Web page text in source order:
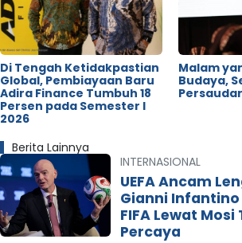
Di Tengah Ketidakpastian
Global, Pembiayaan Baru
Adira Finance Tumbuh 18
Persen pada Semester I
2026
Malam
Budaya,
Berita Lainnya
INTERNASIONAL
UEFA Ancam
Gianni
FIFA Lewat Mosi
Percaya